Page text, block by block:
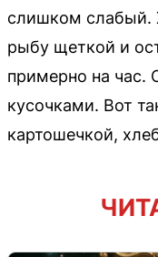
слишком слабый.
рыбу щеткой и
примерно на час.
кусочками. Вот
картошечкой,